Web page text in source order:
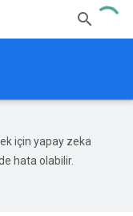
için yapay zeka
hata olabilir.